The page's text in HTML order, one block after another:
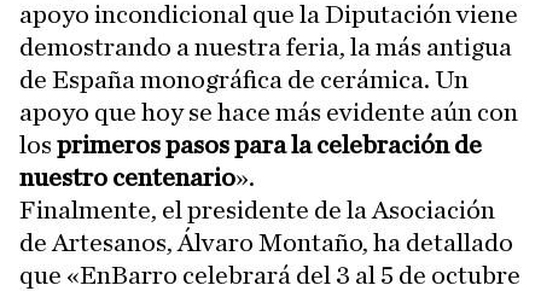
apoyo incondicional que la Diputación viene
demostrando a nuestra feria, la más antigua
de España monográfica de cerámica. Un
apoyo que hoy se hace más evidente aún con
los primeros pasos para la celebración de
nuestro centenario».
Finalmente, el presidente de la Asociación
de Artesanos, Álvaro Montaño, ha detallado
que «EnBarro celebrará del 3 al 5 de octubre